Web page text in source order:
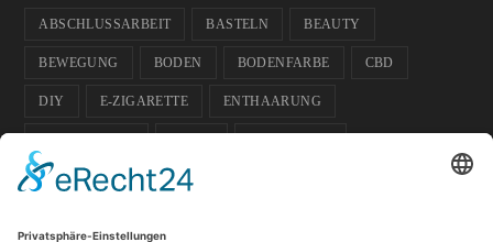
ABSCHLUSSARBEIT BASTELN BEAUTY
BEWEGUNG BODEN BODENFARBE CBD
DIY E-ZIGARETTE ENTHAARUNG
FUSSBODENFARBE